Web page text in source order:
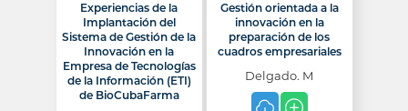
Experiencias de la
Implantación del
Sistema de Gestión de la
Innovación en la
Empresa de Tecnologías
de la Información (ETI)
de BioCubaFarma
Gestión orientada a la
innovación en la
preparación de los
cuadros empresariales
Delgado. M